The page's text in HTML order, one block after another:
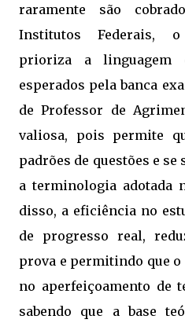
raramente são
Institutos Federais,
prioriza a linguagem
esperados pela banca
de Professor de
valiosa, pois permite
padrões de questões e
a terminologia adotada
disso, a eficiência no
de progresso real,
prova e permitindo que
no aperfeiçoamento de
sabendo que a base